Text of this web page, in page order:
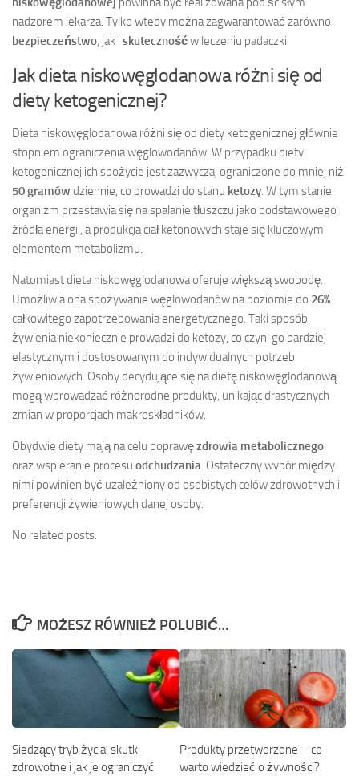
nadzorem lekarza. Tylko wtedy można zagwarantować zarówno
bezpieczeństwo, jak i skutecznośćw leczeniu padaczki.
Jak dieta niskowęglodanowa różni się od
diety ketogenicznej?
Dieta niskowęglodanowa różni się od diety ketogenicznej głównie
stopniem ograniczenia węglowodanów. W przypadku diety
ketogenicznej ich spożycie jest zazwyczaj ograniczone do mniej niż
50 gramów dziennie, co prowadzi do stanu ketozy. W tym stanie
organizm przestawia się na spalanie tłuszczu jako podstawowego
źródła energii, a produkcja ciał ketonowych staje się kluczowym
elementem metabolizmu.
Natomiast dieta niskowęglodanowa oferuje większą swobodę.
Umożliwia ona spożywanie węglowodanów na poziomie do 26%
całkowitego zapotrzebowania energetycznego. Taki sposób
żywienia niekoniecznie prowadzi do ketozy, co czyni go bardziej
elastycznym i dostosowanym do indywidualnych potrzeb
żywieniowych. Osoby decydujące się na dietę niskowęglodanową
mogą wprowadzać różnorodne produkty, unikając drastycznych
zmian w proporcjach makroskładników.
Obydwie diety mają na celu poprawęzdrowia metabolicznego
oraz wspieranie procesu odchudzania. Ostateczny wybór między
nimi powinien być uzależniony od osobistych celów zdrowotnych i
preferencji żywieniowych danej osoby.
No related posts.
MOŻESZ RÓWNIEŻ POLUBIĆ…
Siedzący tryb życia: skutki
zdrowotne i jak je ograniczyć
Produkty przetworzone – co
warto wiedzieć o żywności?